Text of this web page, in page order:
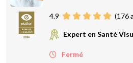
4.9 (176
Expert en Santé
Fermé